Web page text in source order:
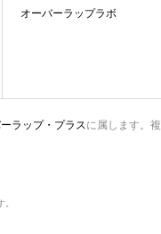
オーバーラップラボ
ラップ・プラスに属します。